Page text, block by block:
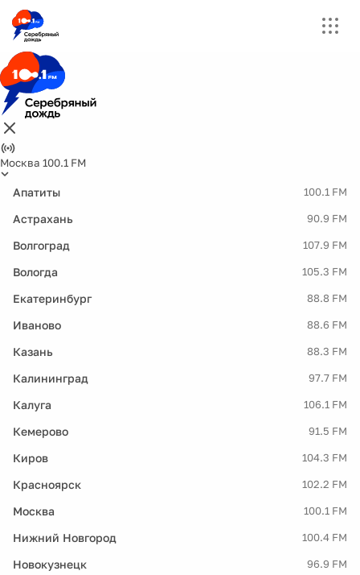
Москва 100.1 FM
Апатиты 100.1 FM
Астрахань 90.9 FM
Волгоград 107.9 FM
Вологда 105.3 FM
Екатеринбург 88.8 FM
Иваново 88.6 FM
Казань 88.3 FM
Калининград 97.7 FM
Калуга 106.1 FM
Кемерово 91.5 FM
Киров 104.3 FM
Красноярск 102.2 FM
Москва 100.1 FM
Нижний Новгород 100.4 FM
Новокузнецк 96.9 FM